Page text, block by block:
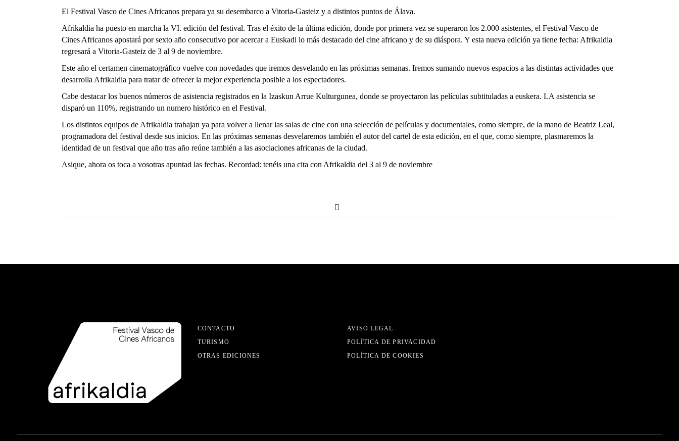
El Festival Vasco de Cines Africanos prepara ya su desembarco a Vitoria-Gasteiz y a distintos puntos de Álava.
Afrikaldia ha puesto en marcha la VI. edición del festival. Tras el éxito de la última edición, donde por primera vez se superaron los 2.000 asistentes, el Festival Vasco de
Cines Africanos apostará por sexto año consecutivo por acercar a Euskadi lo más destacado del cine africano y de su diáspora. Y esta nueva edición ya tiene fecha: Afrikaldia
regresará a Vitoria-Gasteiz de 3 al 9 de noviembre.
Este año el certamen cinematográfico vuelve con novedades que iremos desvelando en las próximas semanas. Iremos sumando nuevos espacios a las distintas actividades que
desarrolla Afrikaldia para tratar de ofrecer la mejor experiencia posible a los espectadores.
Cabe destacar los buenos números de asistencia registrados en la Izaskun Arrue Kulturgunea, donde se proyectaron las películas subtituladas a euskera. LA asistencia se
disparó un 110%, registrando un numero histórico en el Festival.
Los distintos equipos de Afrikaldia trabajan ya para volver a llenar las salas de cine con una selección de películas y documentales, como siempre, de la mano de Beatriz Leal,
programadora del festival desde sus inicios. En las próximas semanas desvelaremos también el autor del cartel de esta edición, en el que, como siempre, plasmaremos la
identidad de un festival que año tras año reúne también a las asociaciones africanas de la ciudad.
Asique, ahora os toca a vosotras apuntad las fechas. Recordad: tenéis una cita con Afrikaldia del 3 al 9 de noviembre
CONTACTO
TURISMO
OTRAS EDICIONES
AVISO LEGAL
POLÍTICA DE PRIVACIDAD
POLÍTICA DE COOKIES